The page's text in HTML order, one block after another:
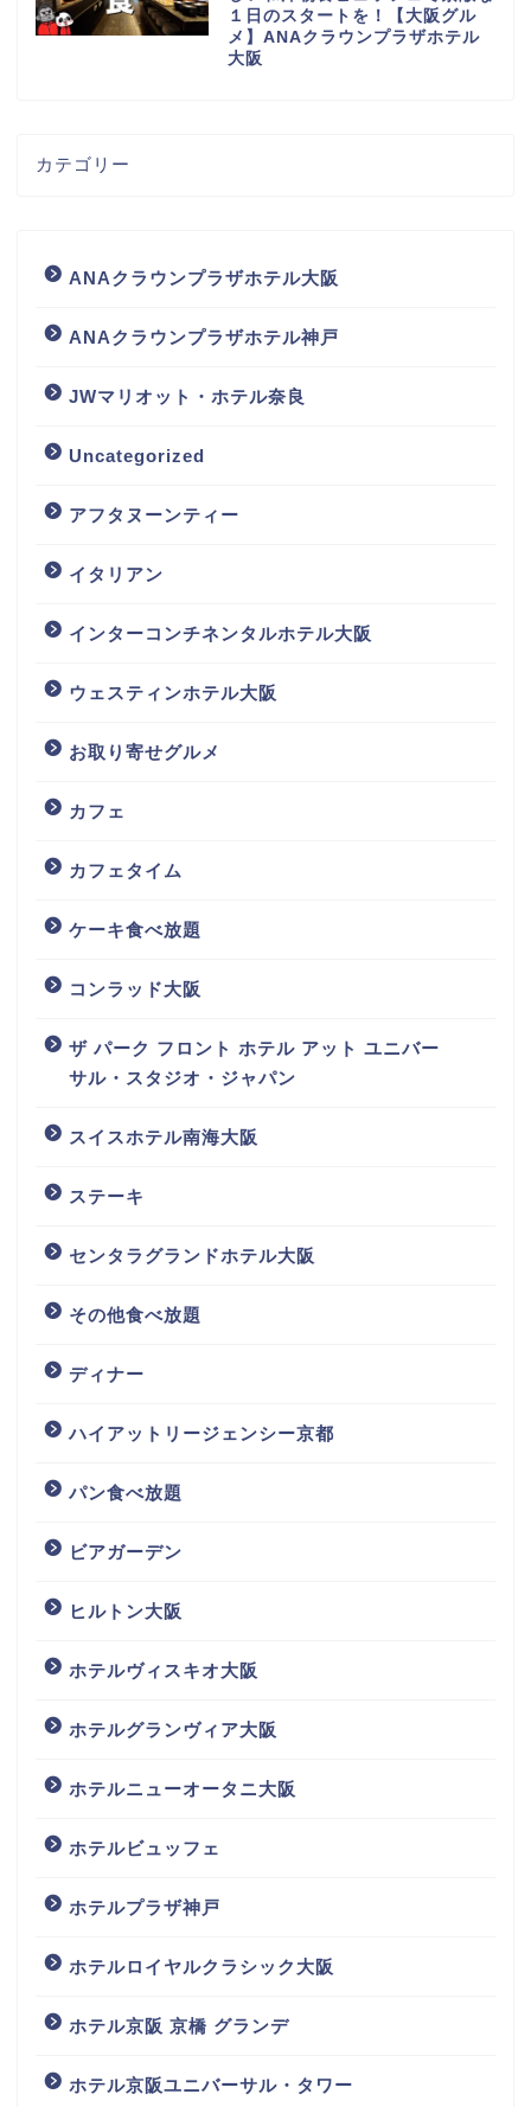
１日のスタートを！【大阪グル
メ】ANAクラウンプラザホテル
大阪
カテゴリー
ANAクラウンプラザホテル大阪
ANAクラウンプラザホテル神戸
JWマリオット・ホテル奈良
Uncategorized
アフタヌーンティー
イタリアン
インターコンチネンタルホテル大阪
ウェスティンホテル大阪
お取り寄せグルメ
カフェ
カフェタイム
ケーキ食べ放題
コンラッド大阪
ザ パーク フロント ホテル アット ユニバー
サル・スタジオ・ジャパン
スイスホテル南海大阪
ステーキ
センタラグランドホテル大阪
その他食べ放題
ディナー
ハイアットリージェンシー京都
パン食べ放題
ビアガーデン
ヒルトン大阪
ホテルヴィスキオ大阪
ホテルグランヴィア大阪
ホテルニューオータニ大阪
ホテルビュッフェ
ホテルプラザ神戸
ホテルロイヤルクラシック大阪
ホテル京阪 京橋 グランデ
ホテル京阪ユニバーサル・タワー